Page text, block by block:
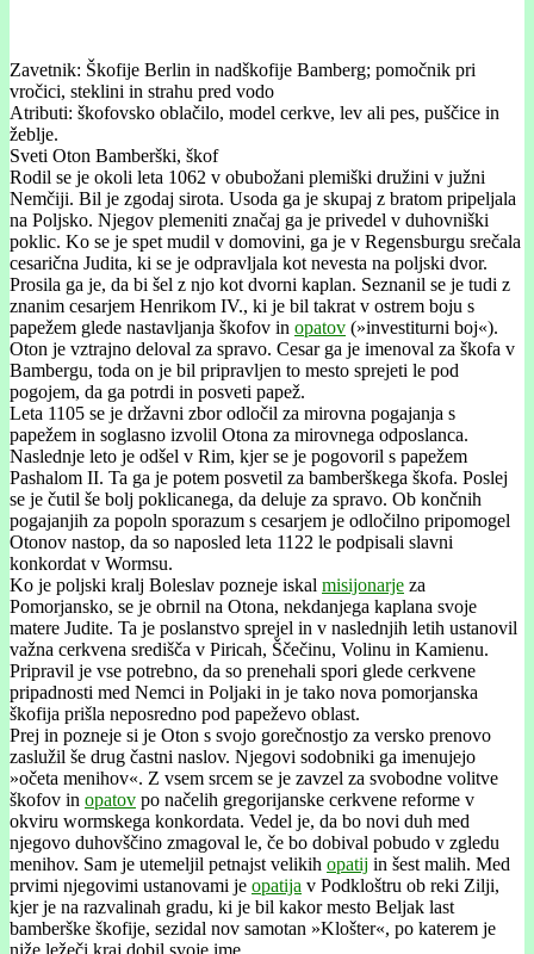
Zavetnik: Škofije Berlin in nadškofije Bamberg; pomočnik pri
vročici, steklini in strahu pred vodo
Atributi: škofovsko oblačilo, model cerkve, lev ali pes, puščice in
žeblje.
Sveti Oton Bamberški, škof
Rodil se je okoli leta 1062 v obubožani plemiški družini v južni
Nemčiji. Bil je zgodaj sirota. Usoda ga je skupaj z bratom pripeljala
na Poljsko. Njegov plemeniti značaj ga je privedel v duhovniški
poklic. Ko se je spet mudil v domovini, ga je v Regensburgu srečala
cesarična Judita, ki se je odpravljala kot nevesta na poljski dvor.
Prosila ga je, da bi šel z njo kot dvorni kaplan. Seznanil se je tudi z
znanim cesarjem Henrikom IV., ki je bil takrat v ostrem boju s
papežem glede nastavljanja škofov in opatov (»investiturni boj«).
Oton je vztrajno deloval za spravo. Cesar ga je imenoval za škofa v
Bambergu, toda on je bil pripravljen to mesto sprejeti le pod
pogojem, da ga potrdi in posveti papež.
Leta 1105 se je državni zbor odločil za mirovna pogajanja s
papežem in soglasno izvolil Otona za mirovnega odposlanca.
Naslednje leto je odšel v Rim, kjer se je pogovoril s papežem
Pashalom II. Ta ga je potem posvetil za bamberškega škofa. Poslej
se je čutil še bolj poklicanega, da deluje za spravo. Ob končnih
pogajanjih za popoln sporazum s cesarjem je odločilno pripomogel
Otonov nastop, da so naposled leta 1122 le podpisali slavni
konkordat v Wormsu.
Ko je poljski kralj Boleslav pozneje iskal misijonarje za
Pomorjansko, se je obrnil na Otona, nekdanjega kaplana svoje
matere Judite. Ta je poslanstvo sprejel in v naslednjih letih ustanovil
važna cerkvena središča v Piricah, Ščečinu, Volinu in Kamienu.
Pripravil je vse potrebno, da so prenehali spori glede cerkvene
pripadnosti med Nemci in Poljaki in je tako nova pomorjanska
škofija prišla neposredno pod papeževo oblast.
Prej in pozneje si je Oton s svojo gorečnostjo za versko prenovo
zaslužil še drug častni naslov. Njegovi sodobniki ga imenujejo
»očeta menihov«. Z vsem srcem se je zavzel za svobodne volitve
škofov in opatov po načelih gregorijanske cerkvene reforme v
okviru wormskega konkordata. Vedel je, da bo novi duh med
njegovo duhovščino zmagoval le, če bo dobival pobudo v zgledu
menihov. Sam je utemeljil petnajst velikih opatij in šest malih. Med
prvimi njegovimi ustanovami je opatija v Podkloštru ob reki Zilji,
kjer je na razvalinah gradu, ki je bil kakor mesto Beljak last
bamberške škofije, sezidal nov samotan »Klošter«, po katerem je
niže ležeči kraj dobil svoje ime.